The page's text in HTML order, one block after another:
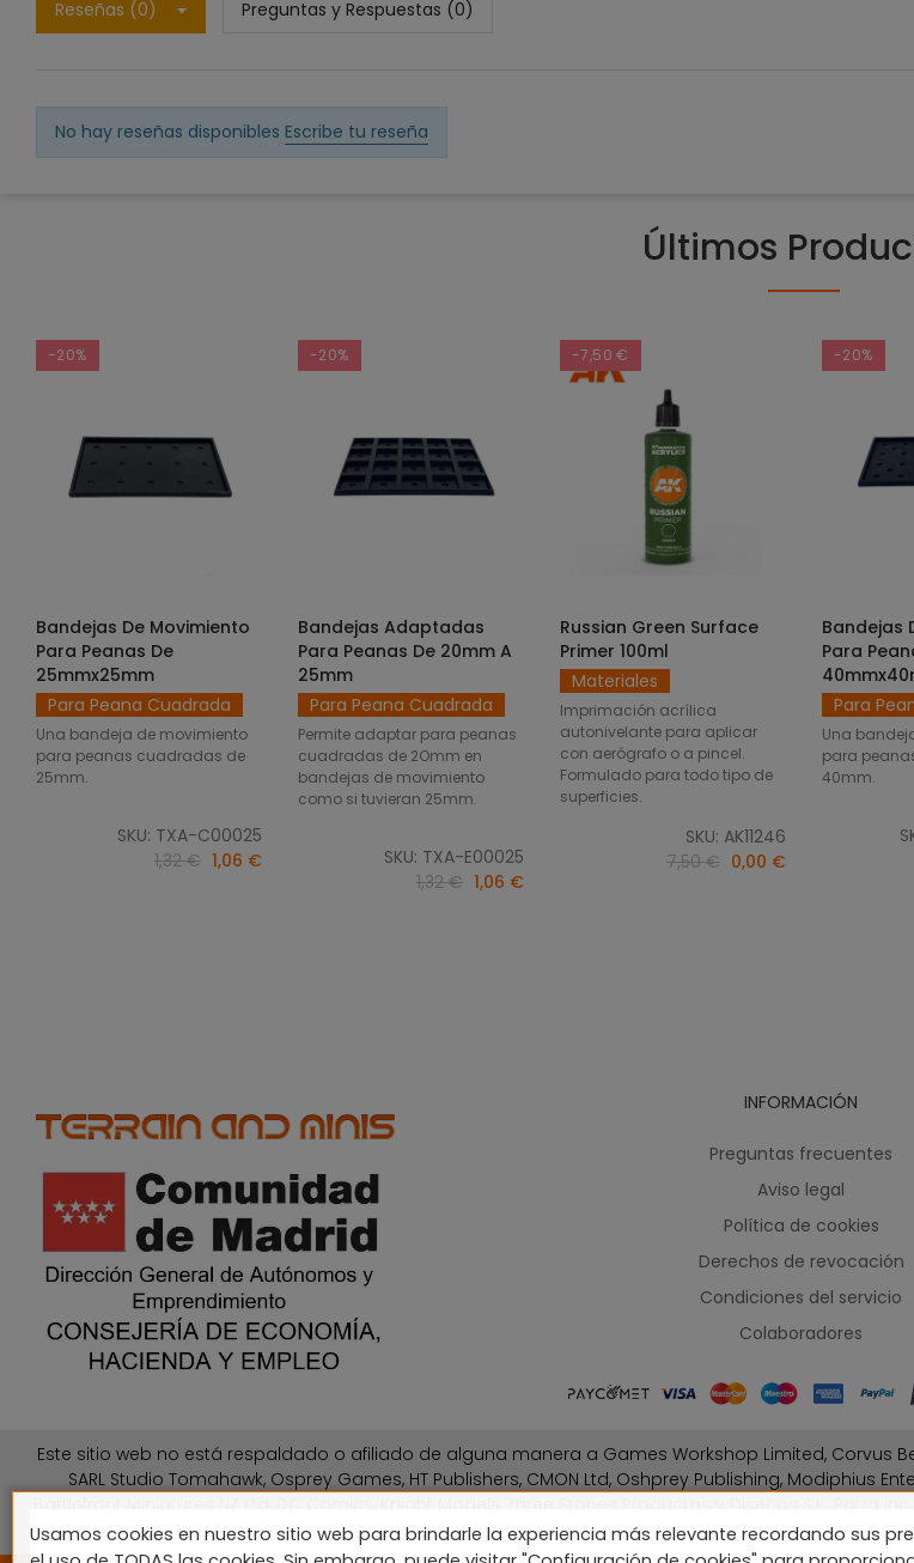
Reseñas (0) Preguntas y Respuestas (0)
No hay reseñas disponibles Escribe tu reseña
Últimos
-20%
SELECCIONAR OPCIONES
Bandejas De Movimiento
Para Peanas De
25mmx25mm
Para Peana Cuadrada
Una bandeja de movimiento
para peanas cuadradas de
25mm.
SKU: TXA-C00025
1,32 € 1,06 €
-20%
SELECCIONAR OPCIONES
Bandejas Adaptadas
Para Peanas De 20mm A
25mm
Para Peana Cuadrada
Permite adaptar para peanas
cuadradas de 2Omm en
bandejas de movimiento
como si tuvieran 25mm.
SKU: TXA-E00025
1,32 € 1,06 €
-7,50 €
AÑADIR AL CARRITO
Russian Green Surface
Primer 100ml
Materiales
Imprimación acrílica
autonivelante para aplicar
con aerógrafo o a pincel.
Formulado para todo tipo de
superficies.
SKU: AK11246
7,50 € 0,00 €
-20%
Bandejas
Para
Para
Una
para
40mm.
INFORMACIÓN
Preguntas frecuentes
Aviso legal
Política de cookies
Derechos de revocación
Condiciones del servicio
Colaboradores
Este sitio web no está respaldado o afiliado de alguna manera a Games Workshop Limited, Corvus
SARL Studio Tomahawk, Osprey Games, HT Publishers, CMON Ltd, Oshprey Publishing, Modiphius
Battlefront Miniatures NZ Ltd, DC Comics, Knight Models, Three Stones Productos y Diseños S.L., Paizo
Fantasy Flight Games (FFG), Disney,
Usamos cookies en nuestro sitio web para brindarle la experiencia más relevante recordando sus